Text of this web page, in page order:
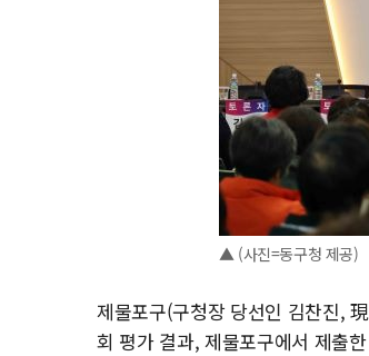
▲ (사진=동구청 제공)
제물포구(구청장 당선인 김찬진,
회 평가 결과, 제물포구에서 제출